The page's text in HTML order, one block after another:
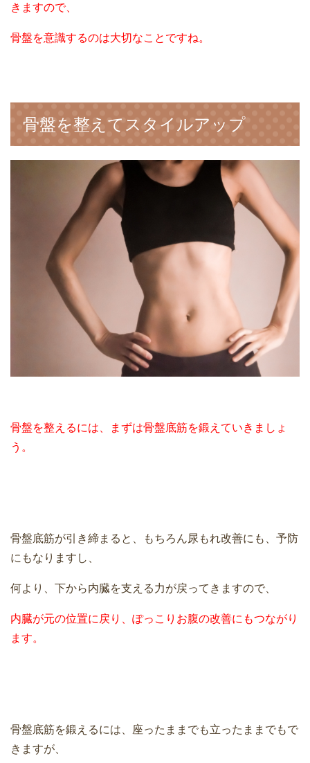
きますので、
骨盤を意識するのは大切なことですね。
骨盤を整えてスタイルアップ
骨盤を整えるには、まずは骨盤底筋を鍛えていきましょ
う。
骨盤底筋が引き締まると、もちろん尿もれ改善にも、予防
にもなりますし、
何より、下から内臓を支える力が戻ってきますので、
内臓が元の位置に戻り、ぽっこりお腹の改善にもつながり
ます。
骨盤底筋を鍛えるには、座ったままでも立ったままでもで
きますが、